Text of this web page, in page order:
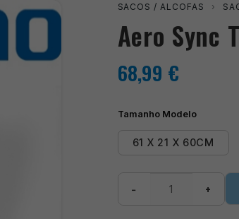
SACOS / ALCOFAS ›
Aero Sync
68,99 €
Tamanho Modelo
61 X 21 X 60CM
− +